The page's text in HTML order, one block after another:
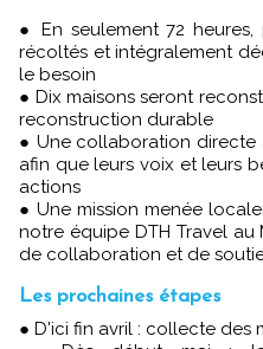
● En seulement 72 heures, plus de 25 000 USD ont été
récoltés et intégralement
le besoin
● Dix maisons seront
reconstruction durable
● Une collaboration directe
afin que leurs voix et leurs
actions
● Une mission menée
notre équipe DTH Travel au
de collaboration et de
Les prochaines étapes
● D'ici fin avril : collecte